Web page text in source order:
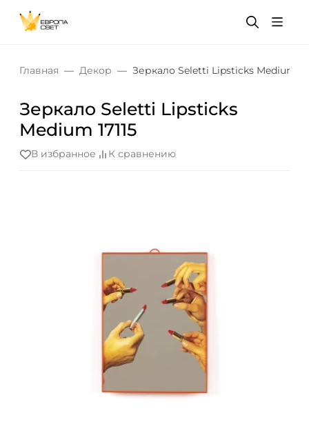
Главная Декор Зеркало Seletti Lipsticks Medium
Зеркало Seletti Lipsticks
Medium 17115
В избранное К сравнению